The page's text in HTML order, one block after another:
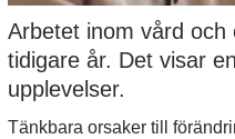
Arbetet inom vård
tidigare år. Det visar
upplevelser.
Tänkbara orsaker till